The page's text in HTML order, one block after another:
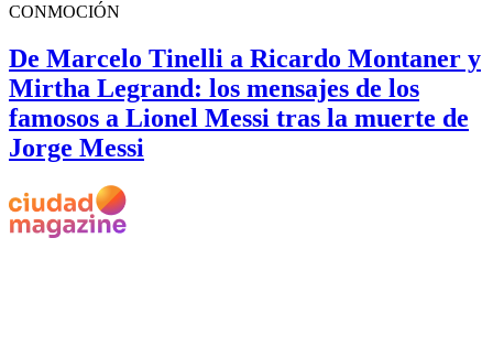
CONMOCIÓN
De Marcelo Tinelli a Ricardo Montaner y
Mirtha Legrand: los mensajes de los
famosos a Lionel Messi tras la muerte de
Jorge Messi